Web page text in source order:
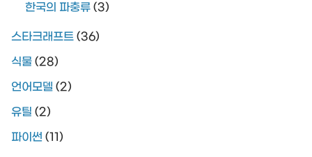
한국의 파충류 (3)
스타크래프트 (36)
식물 (28)
언어모델 (2)
유틸 (2)
파이썬 (11)